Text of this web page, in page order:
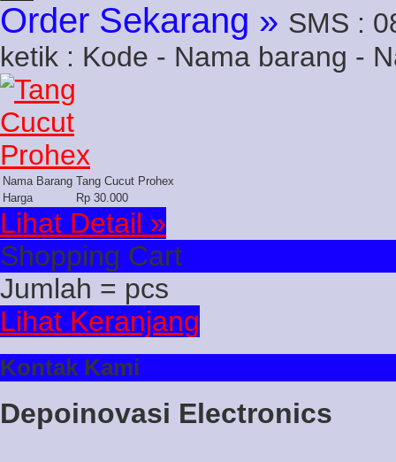
Order Sekarang » SMS :
ketik : Kode - Nama barang -
Nama Barang Tang Cucut Prohex
Harga
Rp 30.000
Lihat Detail »
Shopping Cart
Jumlah = pcs
Lihat Keranjang
Kontak Kami
Depoinovasi Electronics